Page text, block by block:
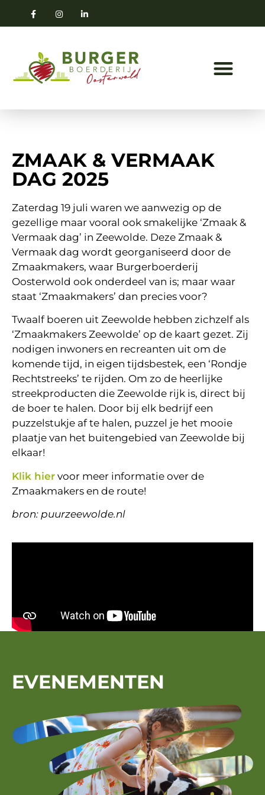
ZMAAK & VERMAAK
DAG 2025
Zaterdag 19 juli waren we aanwezig op de
gezellige maar vooral ook smakelijke ‘Zmaak &
Vermaak dag’ in Zeewolde. Deze Zmaak &
Vermaak dag wordt georganiseerd door de
Zmaakmakers, waar Burgerboerderij
Oosterwold ook onderdeel van is; maar waar
staat ‘Zmaakmakers’ dan precies voor?
Twaalf boeren uit Zeewolde hebben zichzelf als
‘Zmaakmakers Zeewolde’ op de kaart gezet. Zij
nodigen inwoners en recreanten uit om de
komende tijd, in eigen tijdsbestek, een ‘Rondje
Rechtstreeks’ te rijden. Om zo de heerlijke
streekproducten die Zeewolde rijk is, direct bij
de boer te halen. Door bij elk bedrijf een
puzzelstukje af te halen, puzzel je het mooie
plaatje van het buitengebied van Zeewolde bij
elkaar!
Klik hier voor meer informatie over de
Zmaakmakers en de route!
bron: puurzeewolde.nl
EVENEMENTEN